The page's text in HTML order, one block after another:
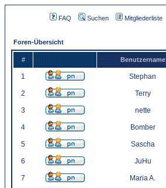
FAQ Suchen Mitgliederliste
Foren-Übersicht
# Benutzername
1 Stephan
2 Terry
3 nette
4 Bomber
5 Sascha
6 JuHu
7 Maria A.